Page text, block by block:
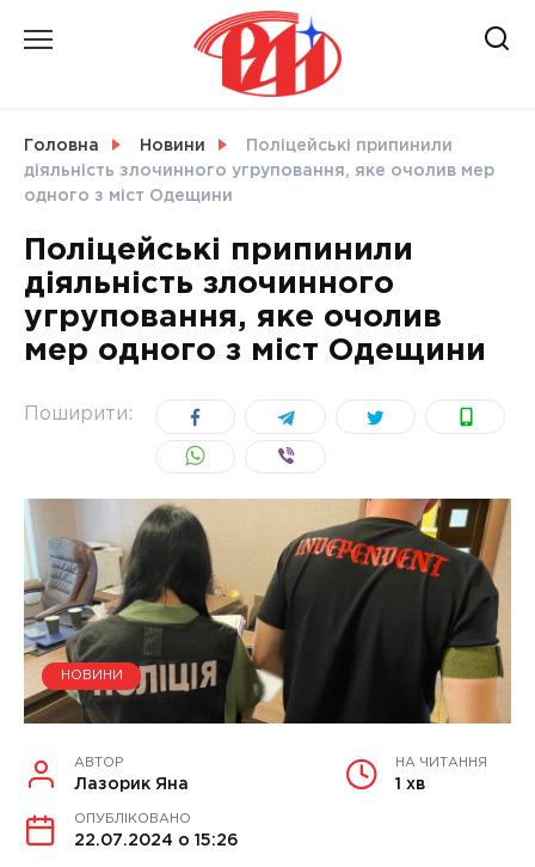
СВІТ
УКРАЇНА
Головна Новини
Поліцейські припинили
діяльність злочинного угруповання, яке очолив мер
одного з міст Одещини
Поліцейські припинили
діяльність злочинного
угруповання, яке очолив
мер одного з міст Одещини
Поширити:
НОВИНИ
АВТОР
Лазорик Яна
НА ЧИТАННЯ
1 хв
ОПУБЛІКОВАНО
22.07.2024 о 15:26